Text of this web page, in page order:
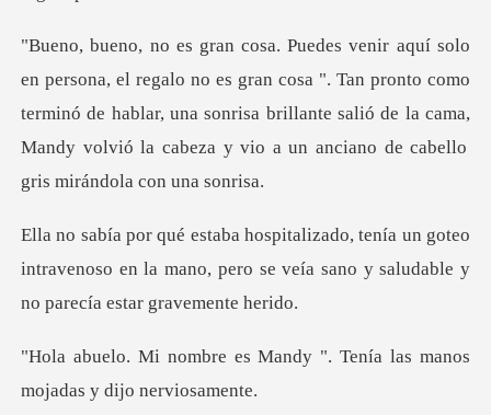
an cosa ". Tan pronto como
terminó de hablar, una sonrisa brillante salió de la cama,
un goteo
intravenoso en la mano, pero se veía sano
Mandy ". Tenía las manos
mo